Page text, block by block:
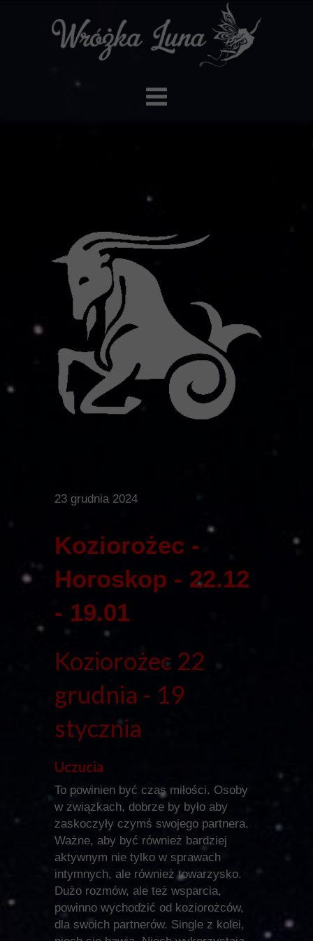
23 grudnia 2024
Koziorożec -
Horoskop - 22.12
- 19.01
Koziorożec 22
grudnia - 19
stycznia
Uczucia
To powinien być czas miłości. Osoby
w związkach, dobrze by było aby
zaskoczyły czymś swojego partnera.
Ważne, aby być również bardziej
aktywnym nie tylko w sprawach
intymnych, ale również towarzysko.
Dużo rozmów, ale też wsparcia,
powinno wychodzić od koziorożców,
dla swoich partnerów. Single z kolei,